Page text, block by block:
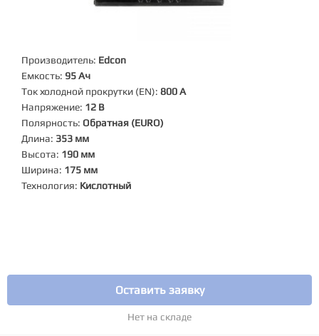
Производитель: Edcon
Емкость: 95 Ач
Ток холодной прокрутки (EN): 800 А
Напряжение: 12 В
Полярность: Обратная (EURO)
Длина: 353 мм
Высота: 190 мм
Ширина: 175 мм
Технология: Кислотный
Оставить заявку
Нет на складе